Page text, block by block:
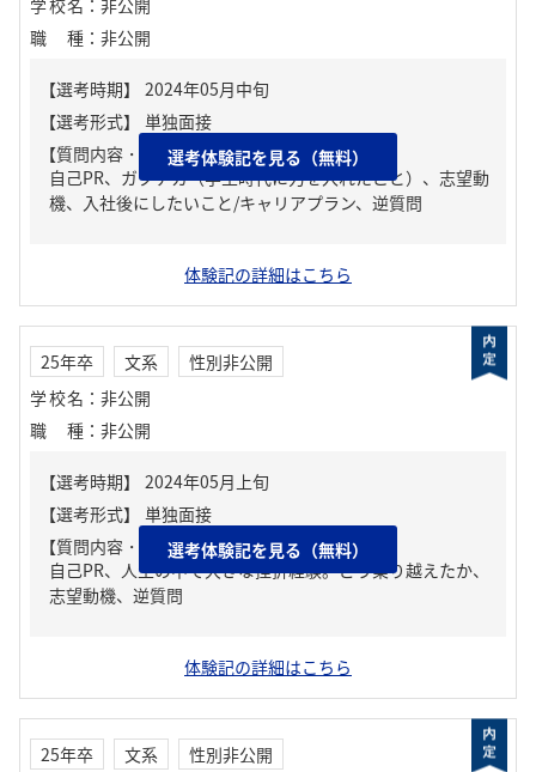
学校名 ： 非公開
職種 ： 非公開
【質問内容・課題】
自己PR、ガクチカ（学生時代に力を入れたこと）、志望動
機、入社後にしたいこと/キャリアプラン、逆質問
選考体験記を見る（無料）
体験記の詳細はこちら
25年卒 文系
性別非公開
学校名 ： 非公開
職種 ： 非公開
【質問内容・課題】
自己PR、人生の中で大きな挫折経験。どう乗り越えたか、
志望動機、逆質問
選考体験記を見る（無料）
体験記の詳細はこちら
25年卒 文系
性別非公開